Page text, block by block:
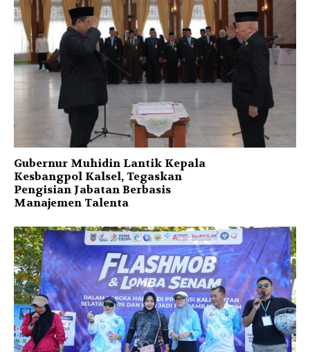
Gubernur Muhidin Lantik Kepala
Kesbangpol Kalsel, Tegaskan
Pengisian Jabatan Berbasis
Manajemen Talenta